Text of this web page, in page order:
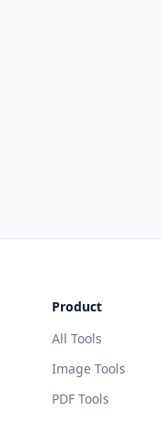
Product
All Tools
Image Tools
PDF Tools